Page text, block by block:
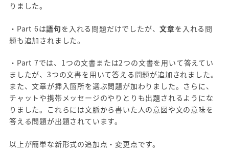
りました。
・Part 6は語句を入れる問題だけでしたが、文章を入れる問
題も追加されました。
・Part 7では、1つの文書または2つの文書を用いて答えてい
ましたが、3つの文書を用いて答える問題が追加されました。
また、文章が挿入箇所を選ぶ問題が加わりました。さらに、
チャットや携帯メッセージのやりとりも出題されるようにな
りました。これらには文脈から書いた人の意図や文の意味を
答える問題が出題されています。
以上が簡単な新形式の追加点・変更点です。